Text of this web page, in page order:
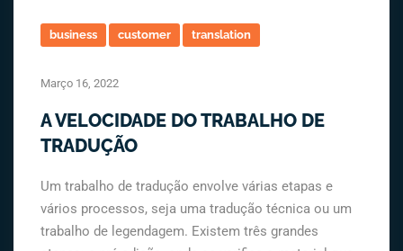
business customer translation
Março 16, 2022
A VELOCIDADE DO TRABALHO DE
TRADUÇÃO
Um trabalho de tradução envolve várias etapas e
vários processos, seja uma tradução técnica ou um
trabalho de legendagem. Existem três grandes